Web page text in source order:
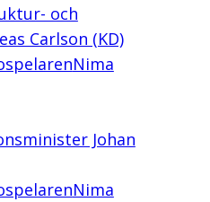
och
Carlson (KD)
Nima
Johan
Nima